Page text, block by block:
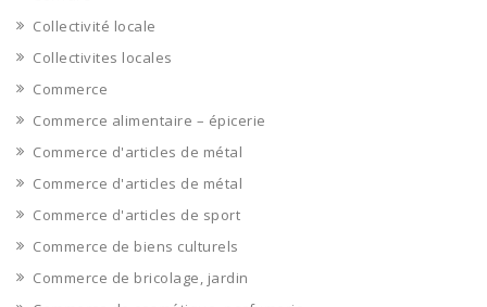
Collectivité locale
Collectivites locales
Commerce
Commerce alimentaire – épicerie
Commerce d'articles de métal
Commerce d'articles de métal
Commerce d'articles de sport
Commerce de biens culturels
Commerce de bricolage, jardin